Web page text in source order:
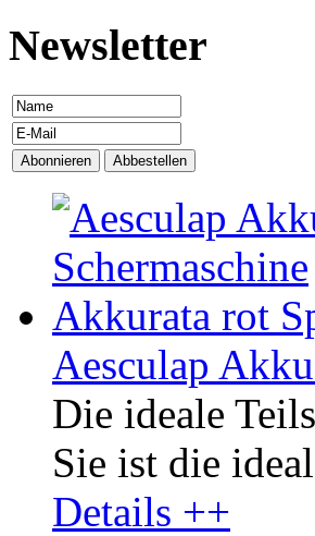
Newsletter
Aesculap
Die ideale
Sie ist die
Details ++